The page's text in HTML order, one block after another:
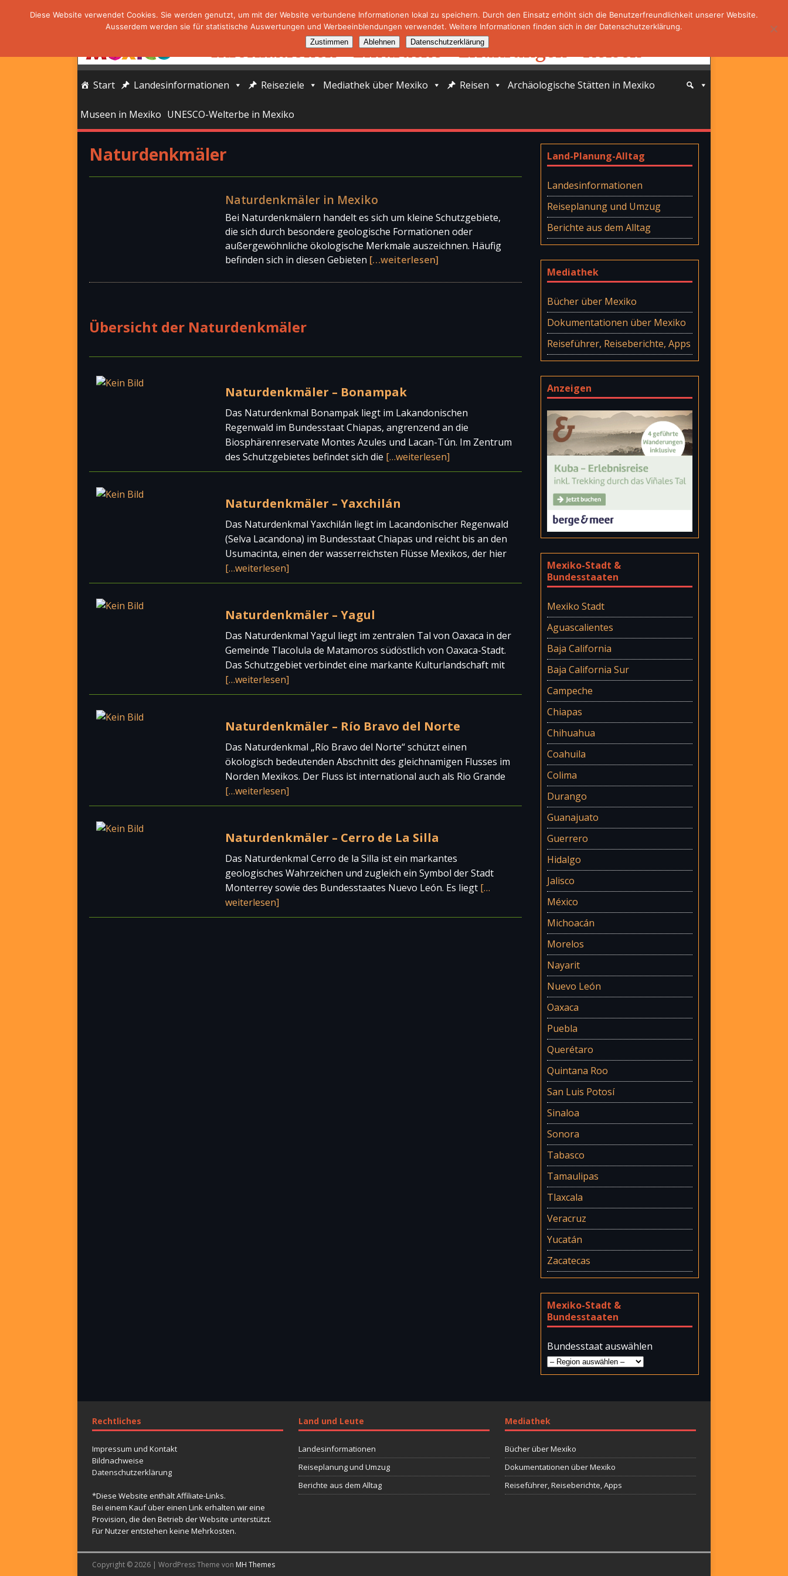
Start Landesinformationen Reiseziele Mediathek über Mexiko Reisen Archäologische Stätten in Mexiko
Museen in Mexiko UNESCO-Welterbe in Mexiko
Naturdenkmäler
Naturdenkmäler in Mexiko
Bei Naturdenkmälern handelt es sich um kleine Schutzgebiete,
die sich durch besondere geologische Formationen oder
außergewöhnliche ökologische Merkmale auszeichnen. Häufig
befinden sich in diesen Gebieten […weiterlesen]
Übersicht der Naturdenkmäler
Naturdenkmäler – Bonampak
Das Naturdenkmal Bonampak liegt im Lakandonischen
Regenwald im Bundesstaat Chiapas, angrenzend an die
Biosphärenreservate Montes Azules und Lacan-Tún. Im Zentrum
des Schutzgebietes befindet sich die […weiterlesen]
Naturdenkmäler – Yaxchilán
Das Naturdenkmal Yaxchilán liegt im Lacandonischer Regenwald
(Selva Lacandona) im Bundesstaat Chiapas und reicht bis an den
Usumacinta, einen der wasserreichsten Flüsse Mexikos, der hier
[…weiterlesen]
Naturdenkmäler – Yagul
Das Naturdenkmal Yagul liegt im zentralen Tal von Oaxaca in der
Gemeinde Tlacolula de Matamoros südöstlich von Oaxaca-Stadt.
Das Schutzgebiet verbindet eine markante Kulturlandschaft mit
[…weiterlesen]
Naturdenkmäler – Río Bravo del Norte
Das Naturdenkmal „Río Bravo del Norte“ schützt einen
ökologisch bedeutenden Abschnitt des gleichnamigen Flusses im
Norden Mexikos. Der Fluss ist international auch als Rio Grande
[…weiterlesen]
Naturdenkmäler – Cerro de La Silla
Das Naturdenkmal Cerro de la Silla ist ein markantes
geologisches Wahrzeichen und zugleich ein Symbol der Stadt
Monterrey sowie des Bundesstaates Nuevo León. Es liegt […
weiterlesen]
Land-Planung-Alltag
Landesinformationen
Reiseplanung und Umzug
Berichte aus dem Alltag
Mediathek
Bücher über Mexiko
Dokumentationen über Mexiko
Reiseführer, Reiseberichte, Apps
Anzeigen
Mexiko-Stadt &
Bundesstaaten
Mexiko Stadt
Aguascalientes
Baja California
Baja California Sur
Campeche
Chiapas
Chihuahua
Coahuila
Colima
Durango
Guanajuato
Guerrero
Hidalgo
Jalisco
México
Michoacán
Morelos
Nayarit
Nuevo León
Oaxaca
Puebla
Querétaro
Quintana Roo
San Luis Potosí
Sinaloa
Sonora
Tabasco
Tamaulipas
Tlaxcala
Veracruz
Yucatán
Zacatecas
Mexiko-Stadt &
Bundesstaaten
Bundesstaat auswählen
Rechtliches
Impressum und Kontakt
Bildnachweise
Datenschutzerklärung
*Diese Website enthält Affiliate-Links.
Bei einem Kauf über einen Link erhalten wir eine
Provision, die den Betrieb der Website unterstützt.
Für Nutzer entstehen keine Mehrkosten.
Land und Leute
Landesinformationen
Reiseplanung und Umzug
Berichte aus dem Alltag
Mediathek
Bücher über Mexiko
Dokumentationen über Mexiko
Reiseführer, Reiseberichte, Apps
Copyright © 2026 | WordPress Theme von MH Themes
Diese Website verwendet Cookies. Sie werden genutzt, um mit der Website verbundene Informationen lokal zu speichern. Durch den Einsatz erhöht sich die Benutzerfreundlichkeit unserer Website.
Ausserdem werden sie für statistische Auswertungen und Werbeeinblendungen verwendet. Weitere Informationen finden sich in der Datenschutzerklärung.
Zustimmen Ablehnen Datenschutzerklärung